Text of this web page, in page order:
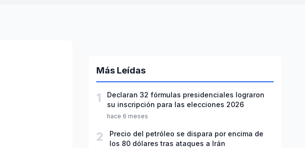
Más Leídas
1
Declaran 32 fórmulas presidenciales lograron
su inscripción para las elecciones 2026
hace 6 meses
2
Precio del petróleo se dispara por encima de
los 80 dólares tras ataques a Irán